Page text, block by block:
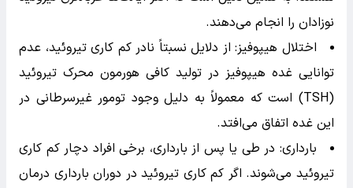
نوزادان را انجام می‌دهند.
اختلال هیپوفیز: از دلایل نسبتاً نادر کم کاری تیروئید، عدم
توانایی غده هیپوفیز در تولید کافی هورمون محرک تیروئید
(TSH) است که معمولاً به دلیل وجود تومور غیرسرطانی در
این غده اتفاق می‌افتد.
بارداری: در طی یا پس از بارداری، برخی افراد دچار کم کاری
تیروئید می‌شوند. اگر کم کاری تیروئید در دوران بارداری درمان